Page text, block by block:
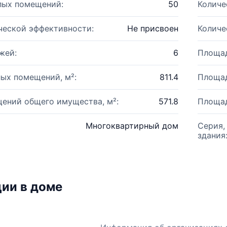
помещений: 50
эффективности: Не присвоен
6
помещений, м²: 811.4
общего имущества, м²: 571.8
Многоквартирный дом
Серия,
здания:
в доме